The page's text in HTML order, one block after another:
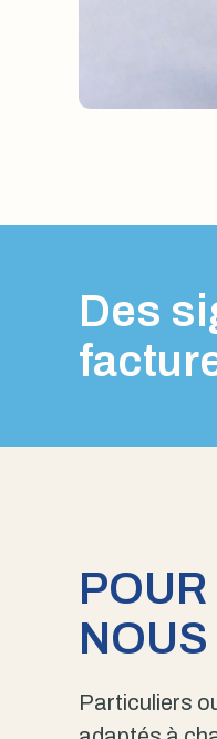
Des
NOUS
Particuliers